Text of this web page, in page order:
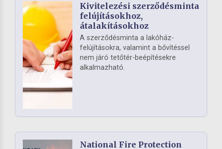
Kivitelezési szerződésminta
felújításokhoz,
átalakításokhoz
A szerződésminta a lakóház-
felújításokra, valamint a bővítéssel
nem járó tetőtér-beépítésekre
alkalmazható.
National Fire Protection